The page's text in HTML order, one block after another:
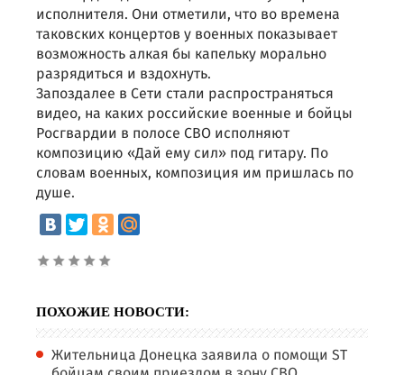
исполнителя. Они отметили, что во времена
таковских концертов у военных показывает
возможность алкая бы капельку морально
разрядиться и вздохнуть.
Запоздалее в Сети стали распространяться
видео, на каких российские военные и бойцы
Росгвардии в полосе СВО исполняют
композицию «Дай ему сил» под гитару. По
словам военных, композиция им пришлась по
душе.
ПОХОЖИЕ НОВОСТИ:
Жительница Донецка заявила о помощи ST